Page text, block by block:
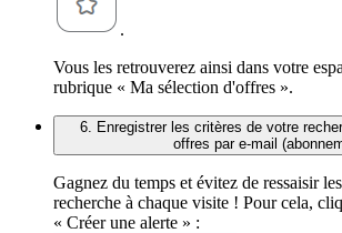
.
Vous les retrouverez ainsi dans votre
rubrique « Ma sélection d'offres ».
6. Enregistrer les critères de votre
offres par e-mail
Gagnez du temps et évitez de ressaisir
recherche à chaque visite ! Pour cela,
« Créer une alerte » :